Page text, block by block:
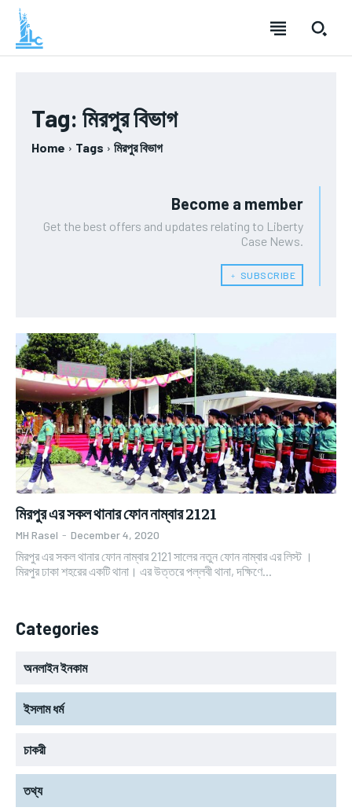
Tag: মিরপুর বিভাগ
Home Tags মিরপুর বিভাগ
Become a member
Get the best offers and updates relating to Liberty
Case News.
﹢ SUBSCRIBE
মিরপুর এর সকল থানার ফোন নাম্বার 2121
MH Rasel - December 4, 2020
মিরপুর এর সকল থানার ফোন নাম্বার 2121 সালের নতুন ফোন নাম্বার এর লিস্ট ।
মিরপুর ঢাকা শহরের একটি থানা। এর উত্তরে পল্লবী থানা, দক্ষিণে...
Categories
অনলাইন ইনকাম
ইসলাম ধর্ম
চাকরী
তথ্য